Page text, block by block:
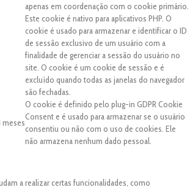
apenas em coordenação com o cookie primário.
Este cookie é nativo para aplicativos PHP. O
cookie é usado para armazenar e identificar o ID
de sessão exclusivo de um usuário com a
finalidade de gerenciar a sessão do usuário no
site. O cookie é um cookie de sessão e é
excluído quando todas as janelas do navegador
são fechadas.
meses
O cookie é definido pelo plug-in GDPR Cookie
Consent e é usado para armazenar se o usuário
consentiu ou não com o uso de cookies. Ele
não armazena nenhum dado pessoal.
a realizar certas funcionalidades, como